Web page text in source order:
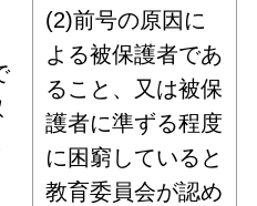
(2)前号の原因に
よる被保護者であ
ること、又は被保
護者に準ずる程度
に困窮していると
教育委員会が認め